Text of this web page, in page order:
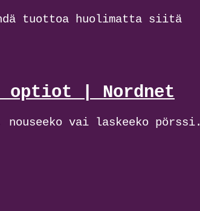
tuottoa huolimatta siitä
optiot | Nordnet
vai laskeeko pörssi.